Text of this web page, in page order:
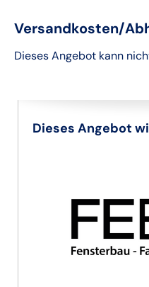
Versandkosten/
Dieses Angebot kann
Dieses Angebot